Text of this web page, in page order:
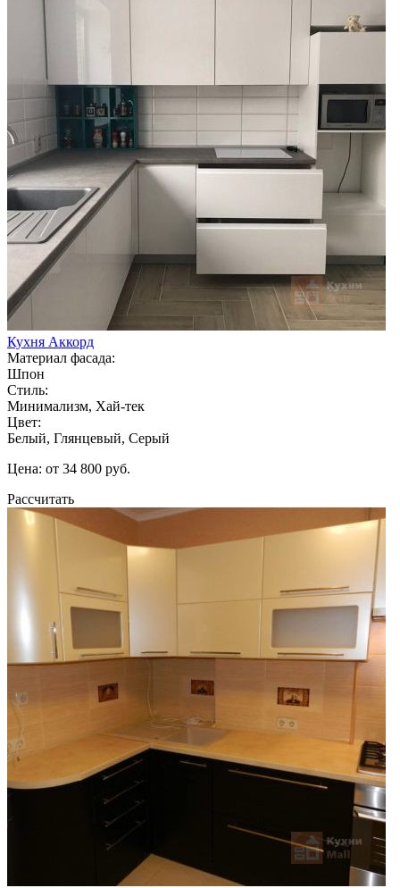
Кухня Аккорд
Материал фасада:
Шпон
Стиль:
Минимализм, Хай-тек
Цвет:
Белый, Глянцевый, Серый
Цена: от 34 800 руб.
Рассчитать